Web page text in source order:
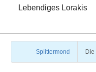
Lebendiges Lorakis
Splittermond